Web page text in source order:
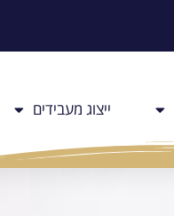
ייצוג מעבידים